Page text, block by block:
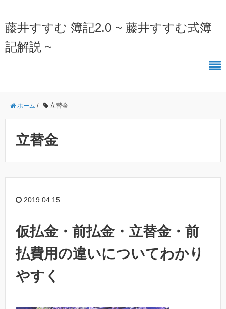
藤井すすむ 簿記2.0 ~ 藤井すすむ式簿
記解説 ~
ホーム / 立替金
立替金
2019.04.15
仮払金・前払金・立替金・前
払費用の違いについてわかり
やすく